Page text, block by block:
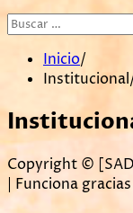
Buscar:
Inicio
Institucional
Copyright ©
| Funciona